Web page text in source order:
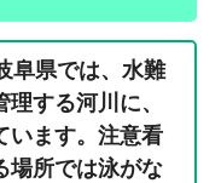
阜県では、水難
する河川に、
います。注意看
場所では泳がな